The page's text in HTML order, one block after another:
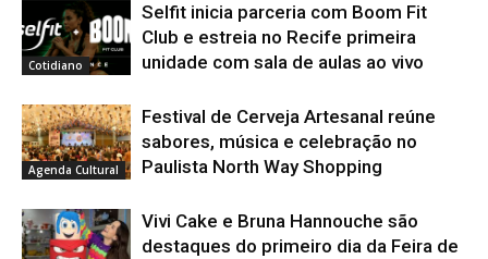
Cotidiano
Selfit inicia parceria com Boom Fit
Club e estreia no Recife primeira
unidade com sala de aulas ao vivo
Agenda Cultural
Festival de Cerveja Artesanal reúne
sabores, música e celebração no
Paulista North Way Shopping
Vivi Cake e Bruna Hannouche são
destaques do primeiro dia da Feira de